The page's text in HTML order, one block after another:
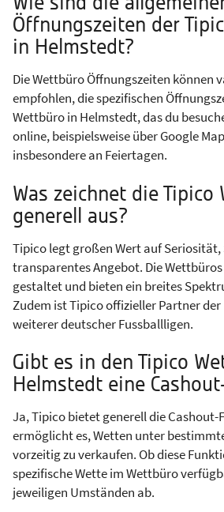
Wie sind die
Öffnungszeiten der
in Helmstedt?
Die Wettbüro Öffnungszeiten können
empfohlen, die spezifischen
Wettbüro in Helmstedt, das du
online, beispielsweise über Google
insbesondere an Feiertagen.
Was zeichnet die Tipico
generell aus?
Tipico legt großen Wert auf Seriosität,
transparentes Angebot. Die
gestaltet und bieten ein breites
Zudem ist Tipico offizieller Partner
weiterer deutscher Fussballligen.
Gibt es in den Tipico
Helmstedt eine
Ja, Tipico bietet generell die Cashout-
ermöglicht es, Wetten unter
vorzeitig zu verkaufen. Ob diese
spezifische Wette im Wettbüro
jeweiligen Umständen ab.